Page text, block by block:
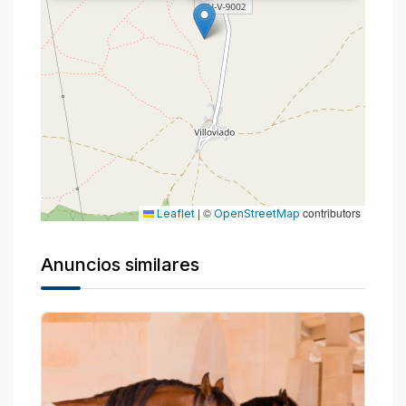
Leaflet | © OpenStreetMap contributors
Anuncios similares